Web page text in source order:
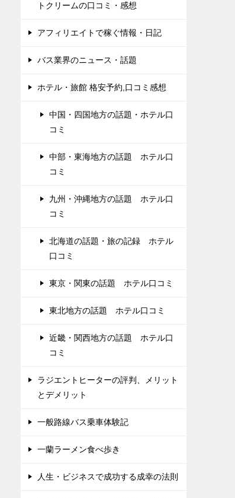
トクリームの口コミ・感想
アフィリエイトで稼ぐ情報・日記
バス業界のニュース・話題
ホテル・旅館 格安予約,口コミ感想
中国・四国地方の話題・ホテル口
コミ
中部・東海地方の話題 ホテル口
コミ
九州・沖縄地方の話題 ホテル口
コミ
北海道の話題・旅の記録 ホテル
口コミ
東京・関東の話題 ホテル口コミ
東北地方の話題 ホテル口コミ
近畿・関西地方の話題 ホテル口
コミ
ラジエントヒーターの評判、メリット
とデメリット
一般路線バス乗車体験記
一蘭ラーメン食べ歩き
人生・ビジネスで成功する成幸の法則